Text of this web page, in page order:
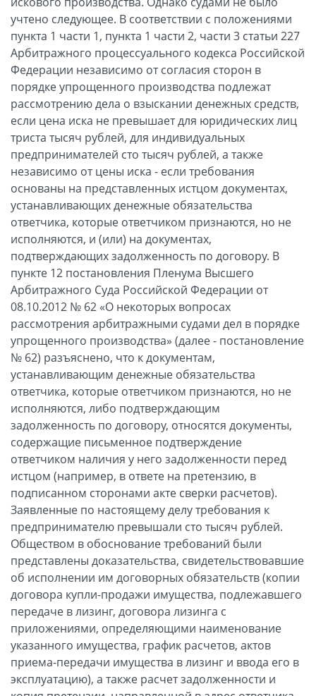
учтено следующее. В соответствии с положениями
пункта 1 части 1, пункта 1 части 2, части 3 статьи 227
Арбитражного процессуального кодекса Российской
Федерации независимо от согласия сторон в
порядке упрощенного производства подлежат
рассмотрению дела о взыскании денежных средств,
если цена иска не превышает для юридических лиц
триста тысяч рублей, для индивидуальных
предпринимателей сто тысяч рублей, а также
независимо от цены иска - если требования
основаны на представленных истцом документах,
устанавливающих денежные обязательства
ответчика, которые ответчиком признаются, но не
исполняются, и (или) на документах,
подтверждающих задолженность по договору. В
пункте 12 постановления Пленума Высшего
Арбитражного Суда Российской Федерации от
08.10.2012 № 62 «О некоторых вопросах
рассмотрения арбитражными судами дел в порядке
упрощенного производства» (далее - постановление
№ 62) разъяснено, что к документам,
устанавливающим денежные обязательства
ответчика, которые ответчиком признаются, но не
исполняются, либо подтверждающим
задолженность по договору, относятся документы,
содержащие письменное подтверждение
ответчиком наличия у него задолженности перед
истцом (например, в ответе на претензию, в
подписанном сторонами акте сверки расчетов).
Заявленные по настоящему делу требования к
предпринимателю превышали сто тысяч рублей.
Обществом в обоснование требований были
представлены доказательства, свидетельствовавшие
об исполнении им договорных обязательств (копии
договора купли-продажи имущества, подлежавшего
передаче в лизинг, договора лизинга с
приложениями, определяющими наименование
указанного имущества, график расчетов, актов
приема-передачи имущества в лизинг и ввода его в
эксплуатацию), а также расчет задолженности и